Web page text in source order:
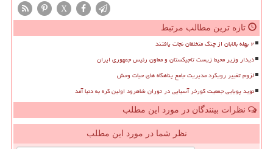
X
تازه ترین مطالب مرتبط
۲ بهله بالابان از چنگ متخلفان نجات یافتند
دیدار وزیر محیط زیست تاجیکستان و معاون رئیس جمهوری ایران
لزوم تغییر رویکرد مدیریت جامع پناهگاه های حیات وحش
نوید پویایی جمعیت گورخر آسیایی در توران شاهرود اولین کره به دنیا آمد
نظرات بینندگان در مورد این مطلب
نظر شما در مورد این مطلب